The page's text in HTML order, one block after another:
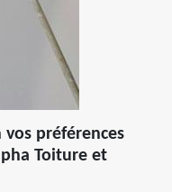
préférences
Toiture et